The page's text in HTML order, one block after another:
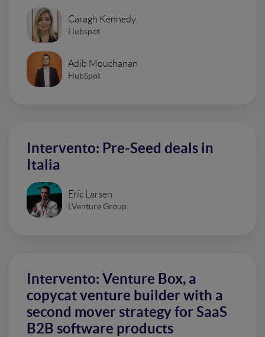
Caragh Kennedy
Hubspot
Adib Mouchanan
HubSpot
Intervento: Pre-Seed deals in
Italia
Eric Larsen
LVenture Group
Intervento: Venture Box, a
copycat venture builder with a
second mover strategy for SaaS
B2B software products